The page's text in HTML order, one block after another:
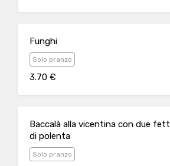
Funghi
Solo pranzo
3.70 €
Baccalà alla vicentina con due
di polenta
Solo pranzo